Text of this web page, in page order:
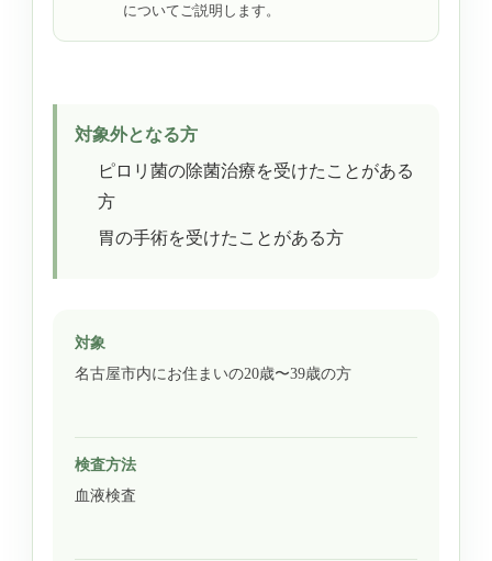
についてご説明します。
対象外となる方
ピロリ菌の除菌治療を受けたことがある
方
胃の手術を受けたことがある方
対象
名古屋市内にお住まいの20歳〜39歳の方
検査方法
血液検査